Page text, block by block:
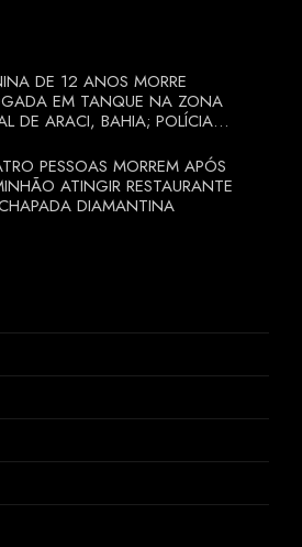
DE 12 ANOS MORRE
EM TANQUE NA ZONA
DE ARACI, BAHIA; POLÍCIA
PESSOAS MORREM APÓS
ATINGIR RESTAURANTE
DIAMANTINA